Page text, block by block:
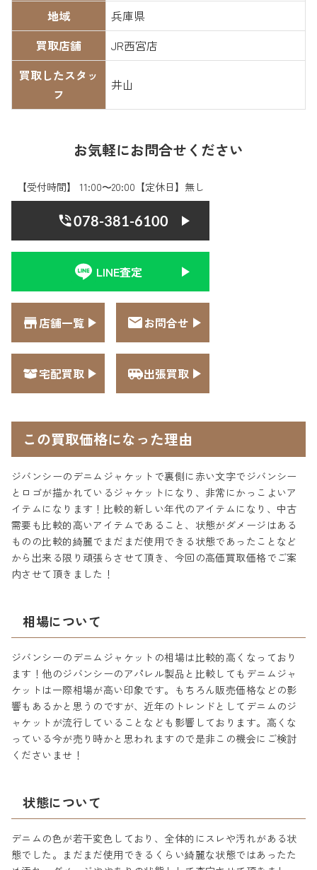
地域
兵庫県
買取店舗
JR西宮店
買取したスタッ
フ
井山
お気軽にお問合せください
【受付時間】 11:00〜20:00【定休日】無し
078-381-6100
LINE査定
店舗一覧 お問合せ
宅配買取 出張買取
この買取価格になった理由
ジバンシーのデニムジャケットで裏側に赤い文字でジバンシー
とロゴが描かれているジャケットになり、非常にかっこよいア
イテムになります！比較的新しい年代のアイテムになり、中古
需要も比較的高いアイテムであること、状態がダメージはある
ものの比較的綺麗でまだまだ使用できる状態であったことなど
から出来る限り頑張らさせて頂き、今回の高価買取価格でご案
内させて頂きました！
相場について
ジバンシーのデニムジャケットの相場は比較的高くなっており
ます！他のジバンシーのアパレル製品と比較してもデニムジャ
ケットは一際相場が高い印象です。もちろん販売価格などの影
響もあるかと思うのですが、近年のトレンドとしてデニムのジ
ャケットが流行していることなども影響しております。高くな
っている今が売り時かと思われますので是非この機会にご検討
くださいませ！
状態について
デニムの色が若干変色しており、全体的にスレや汚れがある状
態でした。まだまだ使用できるくらい綺麗な状態ではあったた